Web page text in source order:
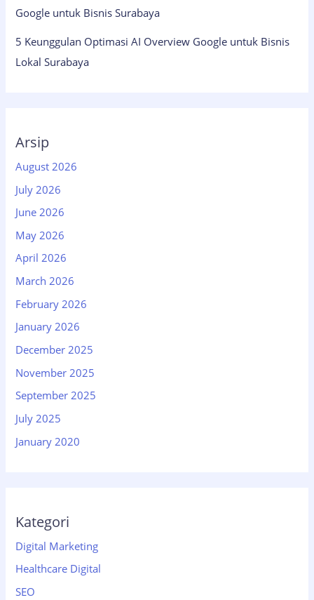
Google untuk Bisnis Surabaya
5 Keunggulan Optimasi AI Overview Google untuk Bisnis
Lokal Surabaya
Arsip
August 2026
July 2026
June 2026
May 2026
April 2026
March 2026
February 2026
January 2026
December 2025
November 2025
September 2025
July 2025
January 2020
Kategori
Digital Marketing
Healthcare Digital
SEO